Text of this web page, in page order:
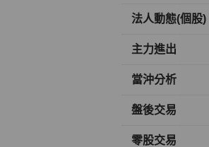
法人動態(個股)
主力進出
當沖分析
盤後交易
零股交易